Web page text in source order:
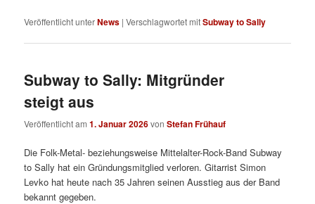
Veröffentlicht unterNews |Verschlagwortet mitSubway to Sally
Subway to Sally: Mitgründer
steigt aus
Veröffentlicht am1. Januar 2026vonStefan Frühauf
Die Folk-Metal- beziehungsweise Mittelalter-Rock-Band Subway
to Sally hat ein Gründungsmitglied verloren. Gitarrist Simon
Levko hat heute nach 35 Jahren seinen Ausstieg aus der Band
bekannt gegeben.